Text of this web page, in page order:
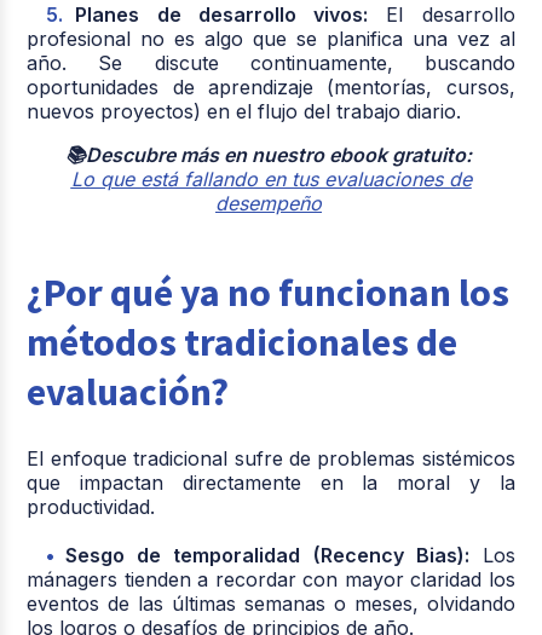
Planes de desarrollo vivos: El desarrollo
profesional no es algo que se planifica una vez al
año. Se discute continuamente, buscando
oportunidades de aprendizaje (mentorías, cursos,
nuevos proyectos) en el flujo del trabajo diario.
📚Descubre más en nuestro ebook gratuito:
Lo que está fallando en tus evaluaciones de
desempeño
¿Por qué ya no funcionan los
métodos tradicionales de
evaluación?
El enfoque tradicional sufre de problemas sistémicos
que impactan directamente en la moral y la
productividad.
Sesgo de temporalidad (Recency Bias): Los
mánagers tienden a recordar con mayor claridad los
eventos de las últimas semanas o meses, olvidando
los logros o desafíos de principios de año.